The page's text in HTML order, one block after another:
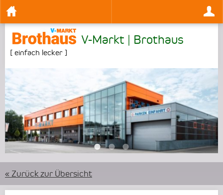
V-Markt | Brothaus
[ einfach lecker ]
•••
« Zurück zur Übersicht